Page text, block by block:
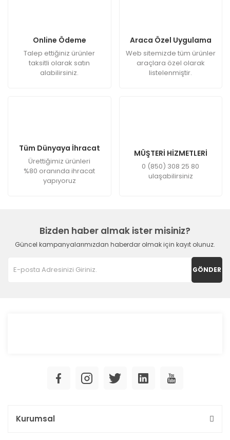
Online Ödeme
Talep ettiğiniz ürünler
taksitli olarak satın
alabilirsiniz.
Araca Özel Uygulama
Web sitemizde tüm ürünler
araçlara özel olarak
listelenmiştir.
Tüm Dünyaya İhracat
Ürettiğimiz ürünleri
%80 oranında ihracat
yapıyoruz
MÜŞTERİ HİZMETLERİ
0 (850) 308 25 80
ulaşabilirsiniz
Bizden haber almak ister misiniz?
Güncel kampanyalarımızdan haberdar olmak için kayıt olunuz.
GÖNDER
Kurumsal